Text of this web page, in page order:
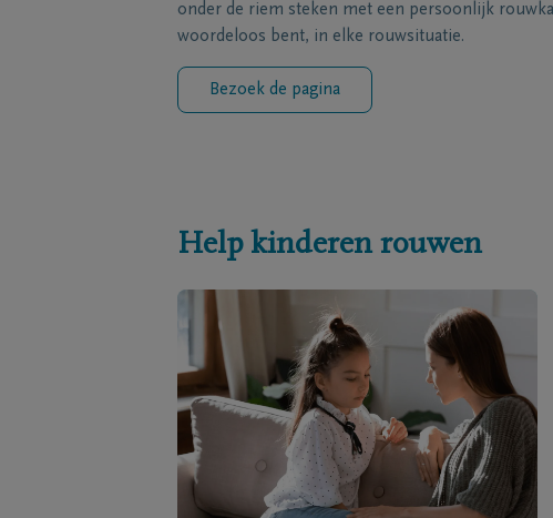
onder de riem steken met een persoonlijk
woordeloos bent, in elke rouwsituatie.
Bezoek de pagina
Help kinderen rouwen